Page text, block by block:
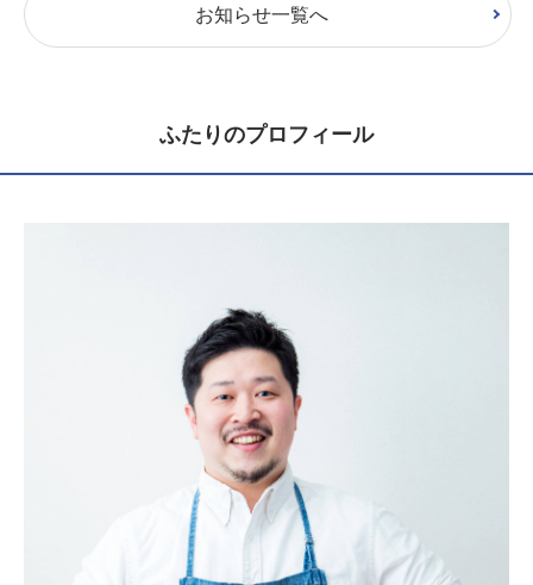
お知らせ一覧へ
ふたりのプロフィール